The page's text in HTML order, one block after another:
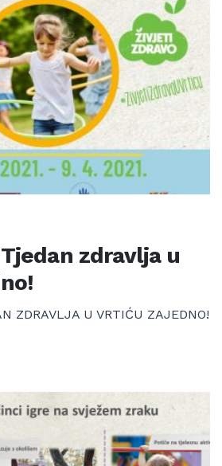
zdravlja u
ZDRAVLJA U VRTIĆU ZAJEDNO!